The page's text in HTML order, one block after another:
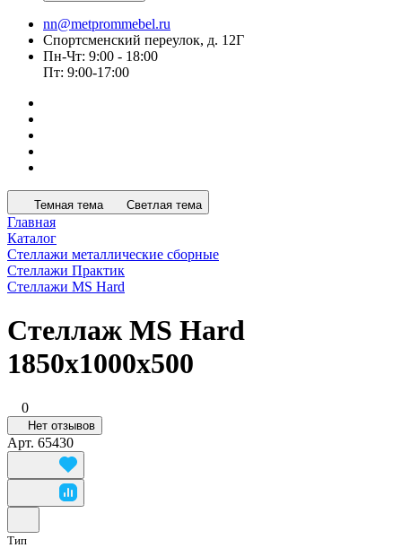
nn@metprommebel.ru
Спортсменский переулок, д. 12Г
Пн-Чт: 9:00 - 18:00
Пт: 9:00-17:00
Темная тема Светлая тема
Главная
Каталог
Стеллажи металлические сборные
Стеллажи Практик
Стеллажи MS Hard
Стеллаж MS Hard
1850x1000x500
0
Нет отзывов
Арт. 65430
Тип